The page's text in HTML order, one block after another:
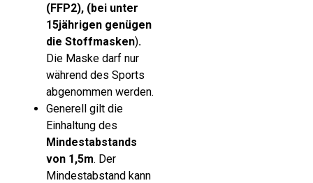
(FFP2), (bei unter
15jährigen genügen
die Stoffmasken).
Die Maske darf nur
während des Sports
abgenommen werden.
Generell gilt die
Einhaltung des
Mindestabstands
von 1,5m. Der
Mindestabstand kann